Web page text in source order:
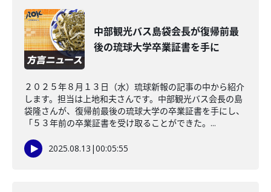
中部観光バス島袋会長が復帰前最
後の琉球大学卒業証書を手に
２０２５年８月１３日（水）琉球新報の記事の中から紹介
します。担当は上地和夫さんです。中部観光バス会長の島
袋隆さんが、復帰前最後の琉球大学の卒業証書を手にし、
「５３年前の卒業証書を受け取ることができた。...
2025.08.13 |00:05:55